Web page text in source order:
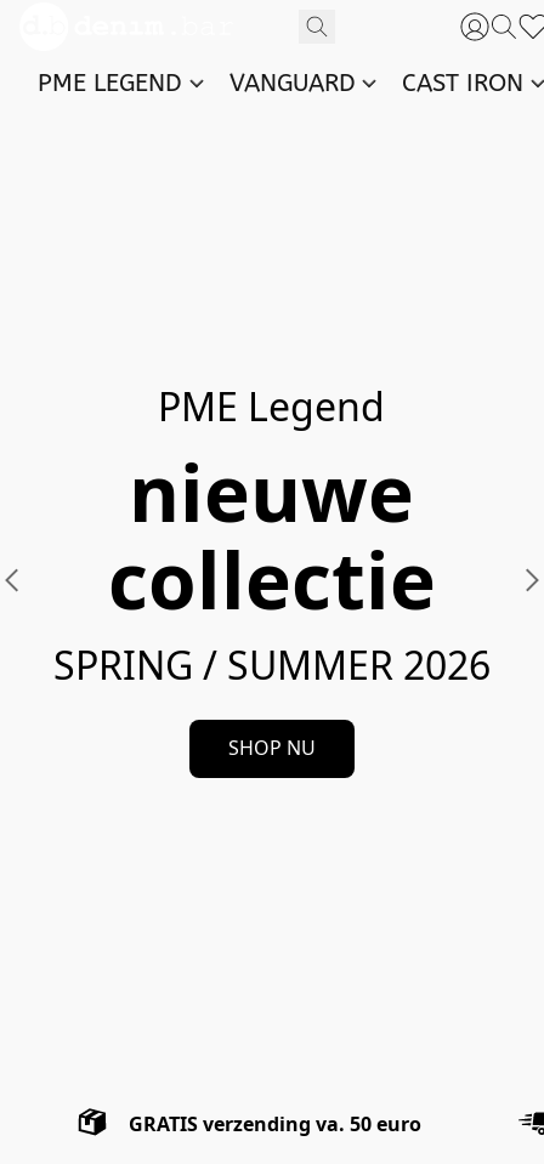
PME LEGEND VANGUARD CAST IRON
PME Legend
nieuwe
collectie
SPRING / SUMMER 2026
SHOP NU
GRATIS verzending va. 50 euro